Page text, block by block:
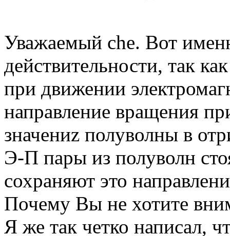
Уважаемый che. Вот
действительности, так
при движении
направление вращения
значениz полуволны в
Э-П пары из полуволн
сохраняют это
Почему Вы не хотите
Я же так четко написал,